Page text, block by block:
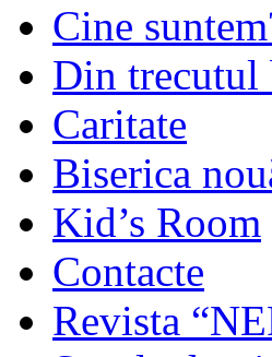
Cine
Din trecutul
Caritate
Biserica
Kid’s Room
Contacte
Revista